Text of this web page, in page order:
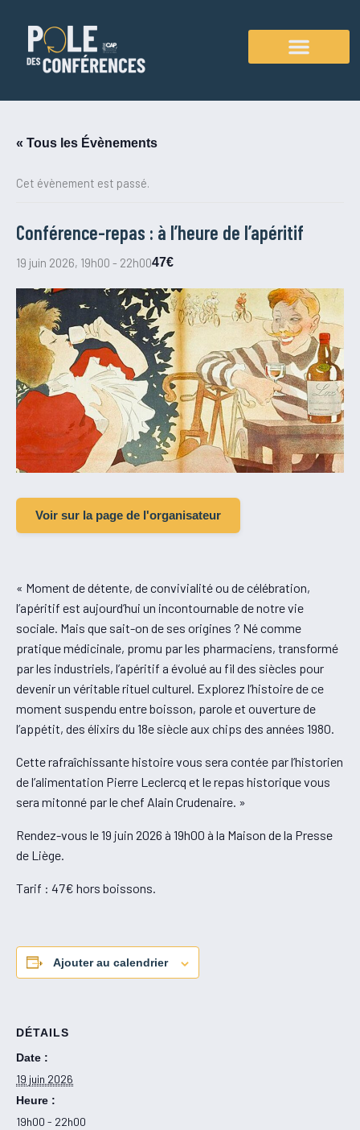
« Tous les Évènements
Cet évènement est passé.
Conférence-repas : à l’heure de l’apéritif
19 juin 2026, 19h00 - 22h0047€
Voir sur la page de l'organisateur
« Moment de détente, de convivialité ou de célébration,
l’apéritif est aujourd’hui un incontournable de notre vie
sociale. Mais que sait-on de ses origines ? Né comme
pratique médicinale, promu par les pharmaciens, transformé
par les industriels, l’apéritif a évolué au fil des siècles pour
devenir un véritable rituel culturel. Explorez l’histoire de ce
moment suspendu entre boisson, parole et ouverture de
l’appétit, des élixirs du 18e siècle aux chips des années 1980.
Cette rafraîchissante histoire vous sera contée par l’historien
de l’alimentation Pierre Leclercq et le repas historique vous
sera mitonné par le chef Alain Crudenaire. »
Rendez-vous le 19 juin 2026 à 19h00 à la Maison de la Presse
de Liège.
Tarif : 47€ hors boissons.
Ajouter au calendrier
DÉTAILS
Date :
19 juin 2026
Heure :
19h00 - 22h00